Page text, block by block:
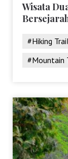
Wisata
#Hiking
#Mountain